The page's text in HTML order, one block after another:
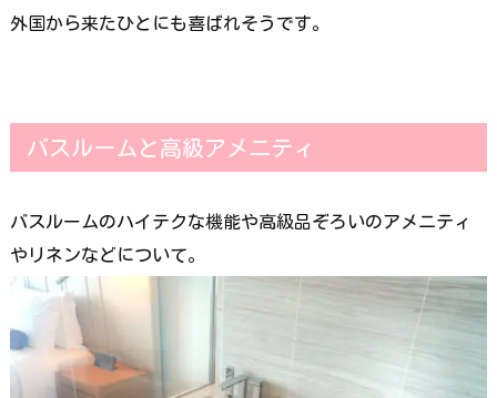
外国から来たひとにも喜ばれそうです。
バスルームと高級アメニティ
バスルームのハイテクな機能や高級品ぞろいのアメニティ
やリネンなどについて。